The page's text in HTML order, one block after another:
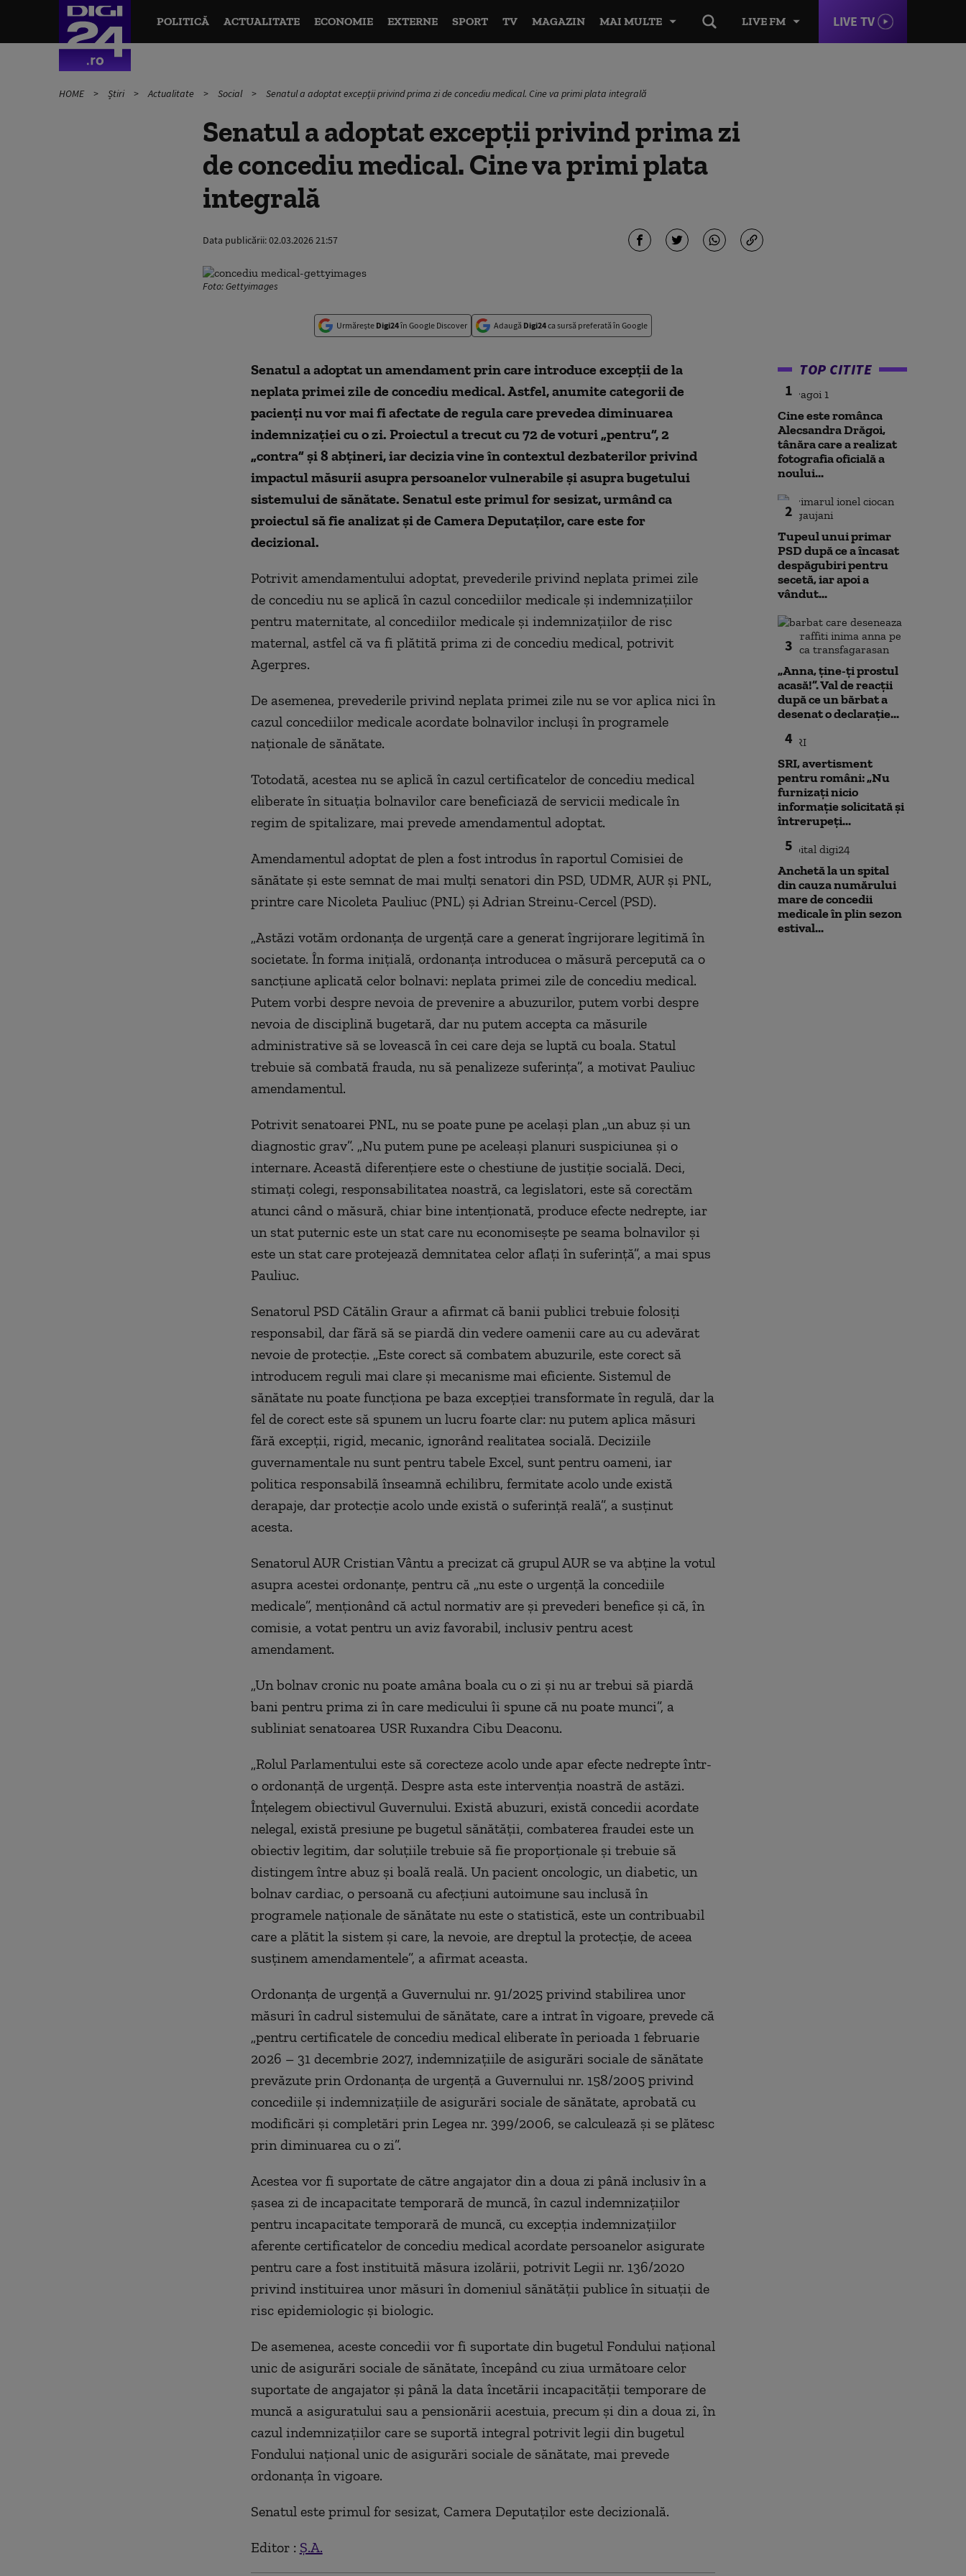
LIVE FM LIVE TV
POLITICĂ ACTUALITATE ECONOMIE EXTERNE SPORT TV MAGAZIN MAI MULTE
HOME Știri Actualitate Social Senatul a adoptat excepții privind prima zi de concediu medical. Cine va primi plata integrală
Senatul a adoptat excepții privind prima zi
de concediu medical. Cine va primi plata
integrală
Data publicării:02.03.2026 21:57
Foto: Gettyimages
Urmărește Digi24în Google Discover Adaugă Digi24ca sursă preferată în Google
Senatul a adoptat un amendament prin care introduce excepții de la
neplata primei zile de concediu medical. Astfel, anumite categorii de
pacienți nu vor mai fi afectate de regula care prevedea diminuarea
indemnizației cu o zi. Proiectul a trecut cu 72 de voturi „pentru”, 2
„contra” și 8 abțineri, iar decizia vine în contextul dezbaterilor privind
impactul măsurii asupra persoanelor vulnerabile și asupra bugetului
sistemului de sănătate. Senatul este primul for sesizat, urmând ca
proiectul să fie analizat și de Camera Deputaților, care este for
decizional.
Potrivit amendamentului adoptat, prevederile privind neplata primei zile
de concediu nu se aplică în cazul concediilor medicale și indemnizațiilor
pentru maternitate, al concediilor medicale și indemnizațiilor de risc
maternal, astfel că va fi plătită prima zi de concediu medical, potrivit
Agerpres.
De asemenea, prevederile privind neplata primei zile nu se vor aplica nici în
cazul concediilor medicale acordate bolnavilor incluși în programele
naționale de sănătate.
Totodată, acestea nu se aplică în cazul certificatelor de concediu medical
eliberate în situația bolnavilor care beneficiază de servicii medicale în
regim de spitalizare, mai prevede amendamentul adoptat.
Amendamentul adoptat de plen a fost introdus în raportul Comisiei de
sănătate și este semnat de mai mulți senatori din PSD, UDMR, AUR și PNL,
printre care Nicoleta Pauliuc (PNL) și Adrian Streinu-Cercel (PSD).
„Astăzi votăm ordonanța de urgență care a generat îngrijorare legitimă în
societate. În forma inițială, ordonanța introducea o măsură percepută ca o
sancțiune aplicată celor bolnavi: neplata primei zile de concediu medical.
Putem vorbi despre nevoia de prevenire a abuzurilor, putem vorbi despre
nevoia de disciplină bugetară, dar nu putem accepta ca măsurile
administrative să se lovească în cei care deja se luptă cu boala. Statul
trebuie să combată frauda, nu să penalizeze suferința”, a motivat Pauliuc
amendamentul.
Potrivit senatoarei PNL, nu se poate pune pe același plan „un abuz și un
diagnostic grav”. „Nu putem pune pe aceleași planuri suspiciunea și o
internare. Această diferențiere este o chestiune de justiție socială. Deci,
stimați colegi, responsabilitatea noastră, ca legislatori, este să corectăm
atunci când o măsură, chiar bine intenționată, produce efecte nedrepte, iar
un stat puternic este un stat care nu economisește pe seama bolnavilor și
este un stat care protejează demnitatea celor aflați în suferință”, a mai spus
Pauliuc.
Senatorul PSD Cătălin Graur a afirmat că banii publici trebuie folosiți
responsabil, dar fără să se piardă din vedere oamenii care au cu adevărat
nevoie de protecție. „Este corect să combatem abuzurile, este corect să
introducem reguli mai clare și mecanisme mai eficiente. Sistemul de
sănătate nu poate funcționa pe baza excepției transformate în regulă, dar la
fel de corect este să spunem un lucru foarte clar: nu putem aplica măsuri
fără excepții, rigid, mecanic, ignorând realitatea socială. Deciziile
guvernamentale nu sunt pentru tabele Excel, sunt pentru oameni, iar
politica responsabilă înseamnă echilibru, fermitate acolo unde există
derapaje, dar protecție acolo unde există o suferință reală”, a susținut
acesta.
Senatorul AUR Cristian Vântu a precizat că grupul AUR se va abține la votul
asupra acestei ordonanțe, pentru că „nu este o urgență la concediile
medicale”, menționând că actul normativ are și prevederi benefice și că, în
comisie, a votat pentru un aviz favorabil, inclusiv pentru acest
amendament.
„Un bolnav cronic nu poate amâna boala cu o zi și nu ar trebui să piardă
bani pentru prima zi în care medicului îi spune că nu poate munci”, a
subliniat senatoarea USR Ruxandra Cibu Deaconu.
„Rolul Parlamentului este să corecteze acolo unde apar efecte nedrepte într-
o ordonanță de urgență. Despre asta este intervenția noastră de astăzi.
Înțelegem obiectivul Guvernului. Există abuzuri, există concedii acordate
nelegal, există presiune pe bugetul sănătății, combaterea fraudei este un
obiectiv legitim, dar soluțiile trebuie să fie proporționale și trebuie să
distingem între abuz și boală reală. Un pacient oncologic, un diabetic, un
bolnav cardiac, o persoană cu afecțiuni autoimune sau inclusă în
programele naționale de sănătate nu este o statistică, este un contribuabil
care a plătit la sistem și care, la nevoie, are dreptul la protecție, de aceea
susținem amendamentele”, a afirmat aceasta.
Ordonanța de urgență a Guvernului nr. 91/2025 privind stabilirea unor
măsuri în cadrul sistemului de sănătate, care a intrat în vigoare, prevede că
„pentru certificatele de concediu medical eliberate în perioada 1 februarie
2026 – 31 decembrie 2027, indemnizațiile de asigurări sociale de sănătate
prevăzute prin Ordonanța de urgență a Guvernului nr. 158/2005 privind
concediile și indemnizațiile de asigurări sociale de sănătate, aprobată cu
modificări și completări prin Legea nr. 399/2006, se calculează și se plătesc
prin diminuarea cu o zi”.
Acestea vor fi suportate de către angajator din a doua zi până inclusiv în a
șasea zi de incapacitate temporară de muncă, în cazul indemnizațiilor
pentru incapacitate temporară de muncă, cu excepția indemnizațiilor
aferente certificatelor de concediu medical acordate persoanelor asigurate
pentru care a fost instituită măsura izolării, potrivit Legii nr. 136/2020
privind instituirea unor măsuri în domeniul sănătății publice în situații de
risc epidemiologic și biologic.
De asemenea, aceste concedii vor fi suportate din bugetul Fondului național
unic de asigurări sociale de sănătate, începând cu ziua următoare celor
suportate de angajator și până la data încetării incapacității temporare de
muncă a asiguratului sau a pensionării acestuia, precum și din a doua zi, în
cazul indemnizațiilor care se suportă integral potrivit legii din bugetul
Fondului național unic de asigurări sociale de sănătate, mai prevede
ordonanța în vigoare.
Senatul este primul for sesizat, Camera Deputaților este decizională.
Editor : Ș.A.
TOP CITITE
1
Cine este românca
Alecsandra Drăgoi,
tânăra care a realizat
fotografia oficială a
noului...
2
Tupeul unui primar
PSD după ce a încasat
despăgubiri pentru
secetă, iar apoi a
vândut...
3
„Anna, ţine-ţi prostul
acasă!”. Val de reacții
după ce un bărbat a
desenat o declarație...
4
SRI, avertisment
pentru români: „Nu
furnizați nicio
informație solicitată și
întrerupeți...
5
Anchetă la un spital
din cauza numărului
mare de concedii
medicale în plin sezon
estival...